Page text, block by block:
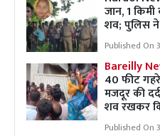
जान, 1
शव; पुलिस
Published On
Bareilly
40 फीट गहरे
मजदूर की
शव रखकर
Published On